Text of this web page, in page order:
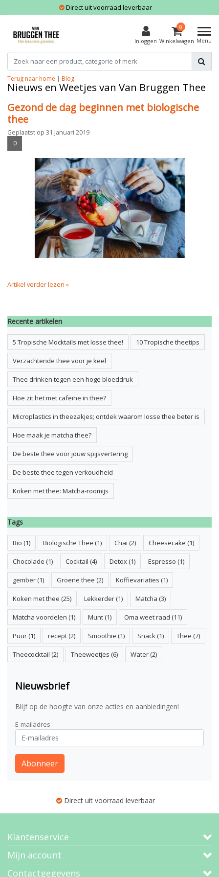
Direct uit voorraad leverbaar
Inloggen
0
Winkelwagen Menu
Terug naar home | Blog
Nieuws en Weetjes van Van Bruggen Thee
Gezond de dag beginnen met biologische
thee
Geplaatst op 31 Januari 2019
0
Artikel verder lezen »
Recente artikelen
5 Tropische Mocktails met losse thee! 10 Tropische theetips
Verzachtende thee voor je keel
Thee drinken tegen een hoge bloeddruk
Hoe zit het met cafeïne in thee?
Microplastics in theezakjes; ontdek waarom losse thee beter is
Hoe maak je matcha thee?
De beste thee voor jouw spijsvertering
De beste thee tegen verkoudheid
Koken met thee: Matcha-roomijs
Tags
Bio (1) Biologische Thee (1) Chai (2) Cheesecake (1)
Chocolade (1) Cocktail (4) Detox(1) Espresso (1)
gember(1) Groene thee (2) Koffievariaties (1)
Koken met thee (25) Lekkerder(1) Matcha (3)
Matcha voordelen (1) Munt(1) Oma weet raad (11)
Puur(1) recept(2) Smoothie (1) Snack(1) Thee (7)
Theecocktail (2) Theeweetjes (6) Water(2)
Nieuwsbrief
Blijf op de hoogte van onze acties en aanbiedingen!
E-mailadres
Abonneer
Direct uit voorraad leverbaar
Klantenservice
Mijn account
Contactgegevens